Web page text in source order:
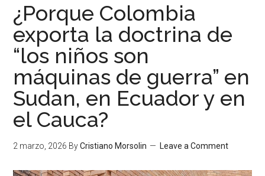
¿Porque Colombia
exporta la doctrina de
“los niños son
máquinas de guerra” en
Sudan, en Ecuador y en
el Cauca?
2 marzo, 2026 ByCristiano Morsolin Leave a Comment